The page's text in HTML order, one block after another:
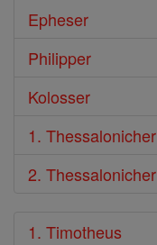
Epheser
Philipper
Kolosser
1. Thessalonicher
2. Thessalonicher
1. Timotheus